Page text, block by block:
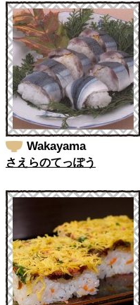
Wakayama
さえらのてっぽう